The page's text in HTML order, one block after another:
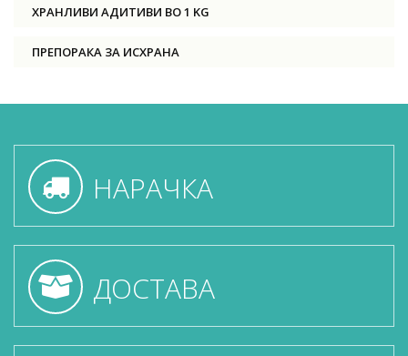
ХРАНЛИВИ АДИТИВИ ВО 1 KG
ПРЕПОРАКА ЗА ИСХРАНА
НАРАЧКА
ДОСТАВА